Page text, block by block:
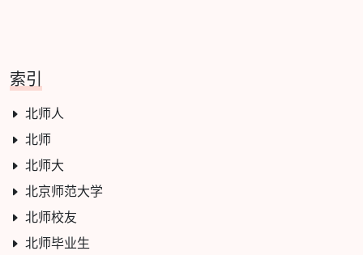
索引
北师人
北师
北师大
北京师范大学
北师校友
北师毕业生